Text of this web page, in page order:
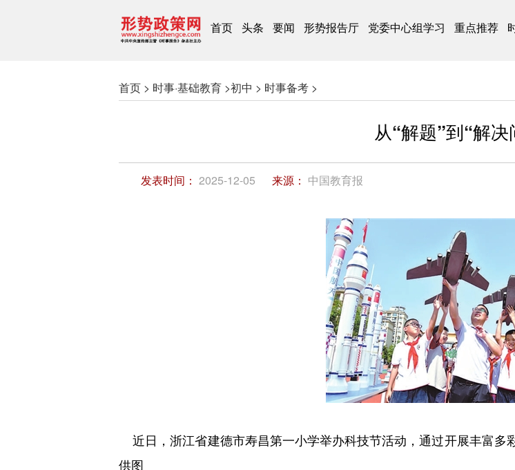
首页 头条 要闻 形势报告厅 党委中心组学习 重点推荐
首页 > 时事·基础教育 >初中 > 时事备考 >
从“解题”到“解决
发表时间： 2025-12-05 来源： 中国教育报
近日，浙江省建德市寿昌第一小学举办科技节活动，通过开展丰富多
供图